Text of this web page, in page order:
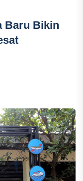
Baru Bikin